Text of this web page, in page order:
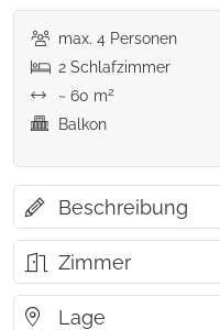
max. 4 Personen
2 Schlafzimmer
~ 60 m2
Balkon
Beschreibung
Zimmer
Lage